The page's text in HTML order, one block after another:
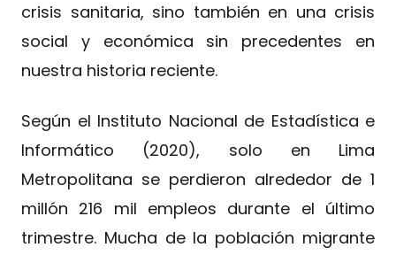
crisis sanitaria, sino también en una crisis
social y económica sin precedentes en
nuestra historia reciente.
Según el Instituto Nacional de Estadística e
Informático (2020), solo en Lima
Metropolitana se perdieron alrededor de 1
millón 216 mil empleos durante el último
trimestre. Mucha de la población migrante